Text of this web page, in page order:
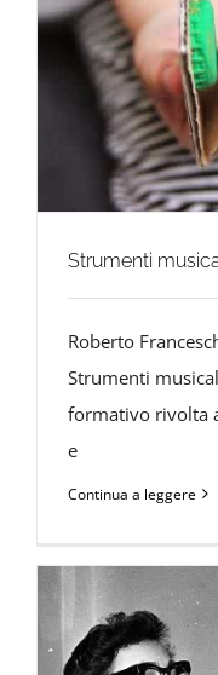
Strumenti
Roberto
Strumenti
formativo rivolta
e
Continua a leggere